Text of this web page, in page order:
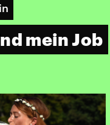
mein Job